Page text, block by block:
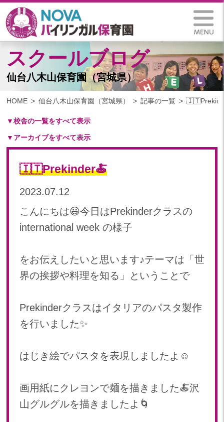
スクールブログ
仙台八木山保育園（宮城県）
HOME 仙台八木山保育園（宮城県） 記事の一覧
▼校舎の一覧をすべて表示
札幌保育園（北海道）
仙台八木山保育園（宮城県）
仙台富沢保育園（宮城県）
つくば西平塚保育園(茨城県)
札幌東雁来保育園(北海道)
塩竃後楽町保育園(宮城県)
▼アーカイブをすべて表示
2025年 03月(1)
2024年 09月(18)
2024年 08月(21)
2024年 06月(20)
2024年 05月(21)
2024年 03月(20)
2024年 01月(20)
2023年 12月(20)
2023年 10月(21)
2023年 09月(20)
🇮🇹Prekinder🍝
2023.07.12
こんにちは😃今日はPrekinderクラスの
international week の様子
をお伝えしたいと思います♪テーマは「世
界の挨拶や料理を知る」ということで
Prekinderクラスはイタリアのパスタ製作
を行いました✨
はじき絵でパスタを表現しましたよ☺︎
画用紙にクレヨンで麺を描きました🍝沢
山グルグルを描きましたよ🌀